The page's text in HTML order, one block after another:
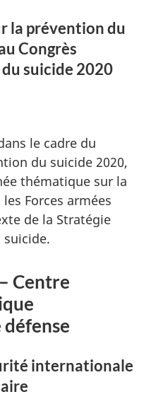
la prévention du
Congrès
suicide 2020
le cadre du
du suicide 2020,
thématique sur la
Forces armées
de la Stratégie
Centre
internationale